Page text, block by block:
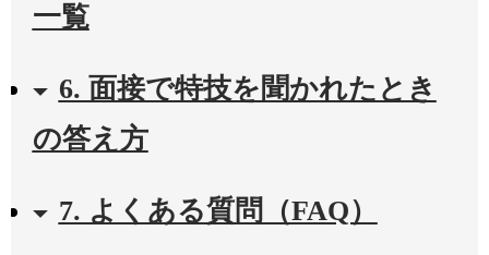
一覧
6. 面接で特技を聞かれたとき
の答え方
7. よくある質問（FAQ）